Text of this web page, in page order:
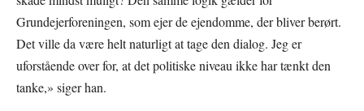
Grundejerforeningen, som ejer de ejendomme, der bliver berørt.
Det ville da være helt naturligt at tage den dialog. Jeg er
uforstående over for, at det politiske niveau ikke har tænkt den
tanke,» siger han.